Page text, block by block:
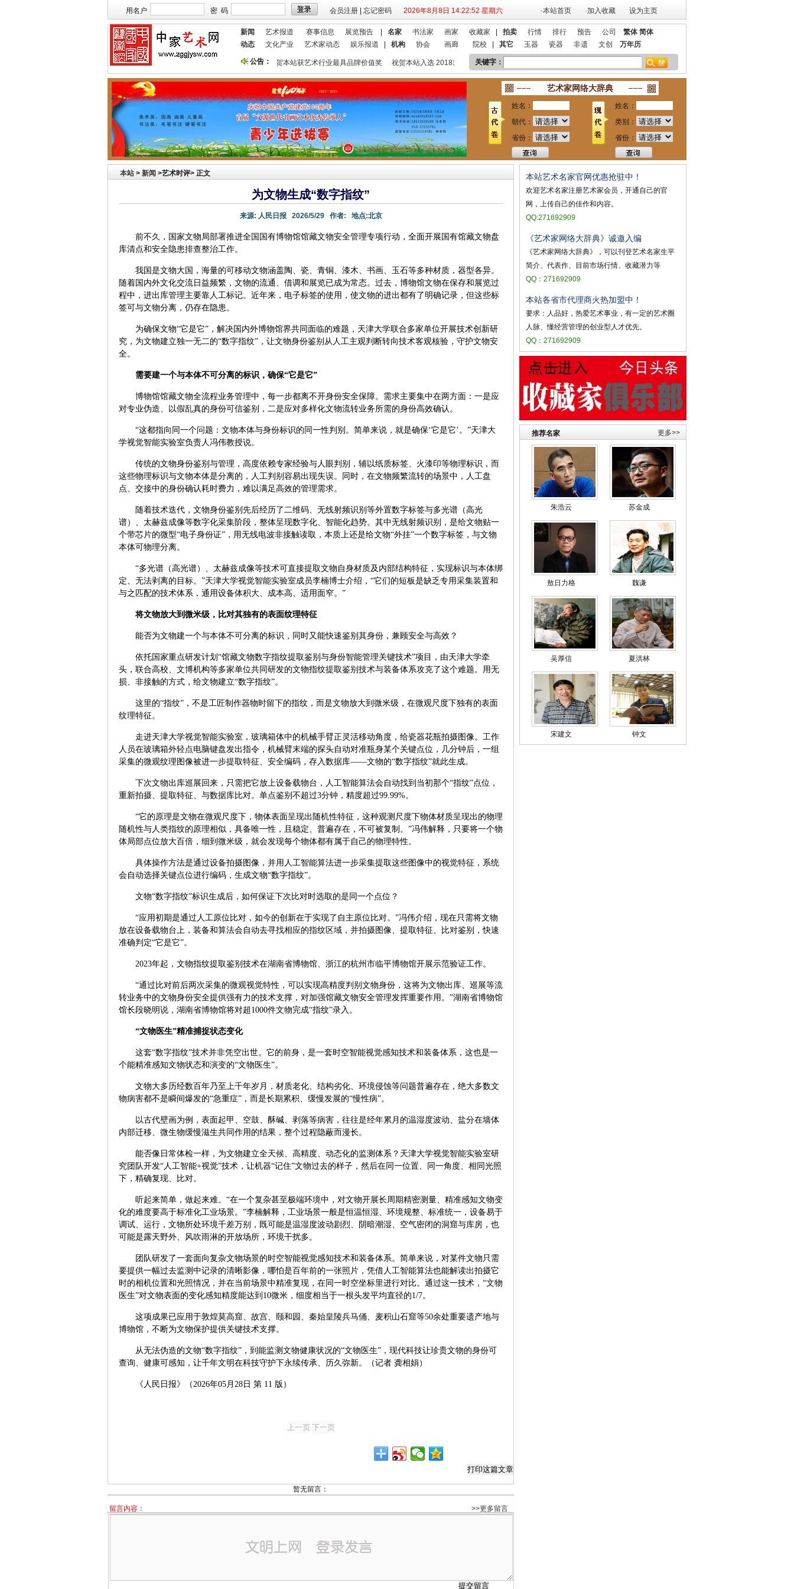
用名户 密 码 会员注册 忘记密码 2026年8月8日 14:22:53 星期六 ·本站首页 ·加入收藏 设为主页
新闻 艺术报道 赛事信息 展览预告 名家 书法家 画家 收藏家 拍卖 行情 排行 预告 公司 繁体 简体
动态
文化产业 艺术家动态 娱乐报道 机构 协会 画廊 院校 其它 玉器 瓷器 非遗 文创 万年历
公告：
本站欢迎艺术家宣传投放！ 祝贺本站获艺术行业最具品牌价值奖 祝贺本站入选 2018艺术行业百强 祝贺本站获艺术行业最具品牌价值奖
关键字：
艺术家网络大辞典
姓名：
朝代：
省份：
姓名：
类别：
省份：
本站 > 新闻 >艺术时评> 正文
为文物生成“数字指纹”
来源: 人民日报 2026/5/29作者: 地点:北京
前不久，国家文物局部署推进全国国有博物馆馆藏文物安全管理专项行动，全面开展国有馆藏文物盘
库清点和安全隐患排查整治工作。
我国是文物大国，海量的可移动文物涵盖陶、瓷、青铜、漆木、书画、玉石等多种材质，器型各异。
随着国内外文化交流日益频繁，文物的流通、借调和展览已成为常态。过去，博物馆文物在保存和展览过
程中，进出库管理主要靠人工标记。近年来，电子标签的使用，使文物的进出都有了明确记录，但这些标
签可与文物分离，仍存在隐患。
为确保文物“它是它”，解决国内外博物馆界共同面临的难题，天津大学联合多家单位开展技术创新研
究，为文物建立独一无二的“数字指纹”，让文物身份鉴别从人工主观判断转向技术客观核验，守护文物安
全。
需要建一个与本体不可分离的标识，确保“它是它”
博物馆馆藏文物全流程业务管理中，每一步都离不开身份安全保障。需求主要集中在两方面：一是应
对专业伪造、以假乱真的身份可信鉴别，二是应对多样化文物流转业务所需的身份高效确认。
“这都指向同一个问题：文物本体与身份标识的同一性判别。简单来说，就是确保‘它是它’。”天津大
学视觉智能实验室负责人冯伟教授说。
传统的文物身份鉴别与管理，高度依赖专家经验与人眼判别，辅以纸质标签、火漆印等物理标识，而
这些物理标识与文物本体是分离的，人工判别容易出现失误。同时，在文物频繁流转的场景中，人工盘
点、交接中的身份确认耗时费力，难以满足高效的管理需求。
随着技术迭代，文物身份鉴别先后经历了二维码、无线射频识别等外置数字标签与多光谱（高光
谱）、太赫兹成像等数字化采集阶段，整体呈现数字化、智能化趋势。其中无线射频识别，是给文物贴一
个带芯片的微型“电子身份证”，用无线电波非接触读取，本质上还是给文物“外挂”一个数字标签，与文物
本体可物理分离。
“多光谱（高光谱）、太赫兹成像等技术可直接提取文物自身材质及内部结构特征，实现标识与本体绑
定、无法剥离的目标。”天津大学视觉智能实验室成员李楠博士介绍，“它们的短板是缺乏专用采集装置和
与之匹配的技术体系，通用设备体积大、成本高、适用面窄。”
将文物放大到微米级，比对其独有的表面纹理特征
能否为文物建一个与本体不可分离的标识，同时又能快速鉴别其身份，兼顾安全与高效？
依托国家重点研发计划“馆藏文物数字指纹提取鉴别与身份智能管理关键技术”项目，由天津大学牵
头，联合高校、文博机构等多家单位共同研发的文物指纹提取鉴别技术与装备体系攻克了这个难题。用无
损、非接触的方式，给文物建立“数字指纹”。
这里的“指纹”，不是工匠制作器物时留下的指纹，而是文物放大到微米级，在微观尺度下独有的表面
纹理特征。
走进天津大学视觉智能实验室，玻璃箱体中的机械手臂正灵活移动角度，给瓷器花瓶拍摄图像。工作
人员在玻璃箱外轻点电脑键盘发出指令，机械臂末端的探头自动对准瓶身某个关键点位，几分钟后，一组
采集的微观纹理图像被进一步提取特征、安全编码，存入数据库——文物的“数字指纹”就此生成。
下次文物出库巡展回来，只需把它放上设备载物台，人工智能算法会自动找到当初那个“指纹”点位，
重新拍摄、提取特征、与数据库比对。单点鉴别不超过3分钟，精度超过99.99%。
“它的原理是文物在微观尺度下，物体表面呈现出随机性特征，这种观测尺度下物体材质呈现出的物理
随机性与人类指纹的原理相似，具备唯一性，且稳定、普遍存在，不可被复制。”冯伟解释，只要将一个物
体局部点位放大百倍，细到微米级，就会发现每个物体都有属于自己的物理特性。
具体操作方法是通过设备拍摄图像，并用人工智能算法进一步采集提取这些图像中的视觉特征，系统
会自动选择关键点位进行编码，生成文物“数字指纹”。
文物“数字指纹”标识生成后，如何保证下次比对时选取的是同一个点位？
“应用初期是通过人工原位比对，如今的创新在于实现了自主原位比对。”冯伟介绍，现在只需将文物
放在设备载物台上，装备和算法会自动去寻找相应的指纹区域，并拍摄图像、提取特征、比对鉴别，快速
准确判定“它是它”。
2023年起，文物指纹提取鉴别技术在湖南省博物馆、浙江的杭州市临平博物馆开展示范验证工作。
“通过比对前后两次采集的微观视觉特性，可以实现高精度判别文物身份，这将为文物出库、巡展等流
转业务中的文物身份安全提供强有力的技术支撑，对加强馆藏文物安全管理发挥重要作用。”湖南省博物馆
馆长段晓明说，湖南省博物馆将对超1000件文物完成“指纹”录入。
“文物医生”精准捕捉状态变化
这套“数字指纹”技术并非凭空出世。它的前身，是一套时空智能视觉感知技术和装备体系，这也是一
个能精准感知文物状态和演变的“文物医生”。
文物大多历经数百年乃至上千年岁月，材质老化、结构劣化、环境侵蚀等问题普遍存在，绝大多数文
物病害都不是瞬间爆发的“急重症”，而是长期累积、缓慢发展的“慢性病”。
以古代壁画为例，表面起甲、空鼓、酥碱、剥落等病害，往往是经年累月的温湿度波动、盐分在墙体
内部迁移、微生物缓慢滋生共同作用的结果，整个过程隐蔽而漫长。
能否像日常体检一样，为文物建立全天候、高精度、动态化的监测体系？天津大学视觉智能实验室研
究团队开发“人工智能+视觉”技术，让机器“记住”文物过去的样子，然后在同一位置、同一角度、相同光照
下，精确复现、比对。
听起来简单，做起来难。“在一个复杂甚至极端环境中，对文物开展长周期精密测量、精准感知文物变
化的难度要高于标准化工业场景。”李楠解释，工业场景一般是恒温恒湿、环境规整、标准统一，设备易于
调试、运行，文物所处环境千差万别，既可能是温湿度波动剧烈、阴暗潮湿、空气密闭的洞窟与库房，也
可能是露天野外、风吹雨淋的开放场所，环境干扰多。
团队研发了一套面向复杂文物场景的时空智能视觉感知技术和装备体系。简单来说，对某件文物只需
要提供一幅过去监测中记录的清晰影像，哪怕是百年前的一张照片，凭借人工智能算法也能解读出拍摄它
时的相机位置和光照情况，并在当前场景中精准复现，在同一时空坐标里进行对比。通过这一技术，“文物
医生”对文物表面的变化感知精度能达到10微米，细度相当于一根头发平均直径的1/7。
这项成果已应用于敦煌莫高窟、故宫、颐和园、秦始皇陵兵马俑、麦积山石窟等50余处重要遗产地与
博物馆，不断为文物保护提供关键技术支撑。
从无法伪造的文物“数字指纹”，到能监测文物健康状况的“文物医生”，现代科技让珍贵文物的身份可
查询、健康可感知，让千年文明在科技守护下永续传承、历久弥新。（记者 龚相娟）
《人民日报》（2026年05月28日 第 11 版）
暂无留言：
留言内容： >>更多留言
本站艺术名家官网优惠抢驻中！
欢迎艺术名家注册艺术家会员，开通自己的官
网，上传自己的佳作和内容。
QQ:271692909
《艺术家网络大辞典》诚邀入编
《艺术家网络大辞典》，可以刊登艺术名家生平
简介、代表作、目前市场行情、收藏潜力等
QQ：271692909
本站各省市代理商火热加盟中！
要求：人品好，热爱艺术事业，有一定的艺术圈
人脉、懂经营管理的创业型人才优先。
QQ：271692909
推荐名家 更多>>
朱浩云 苏金成
敖日力格 魏谦
吴厚信 夏洪林
宋建文 钟文